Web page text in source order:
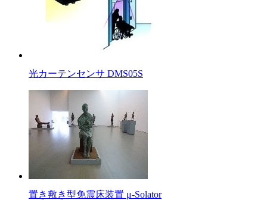
光カーテンセンサ DMS05S
置き敷き型免震床装置 μ-Solator